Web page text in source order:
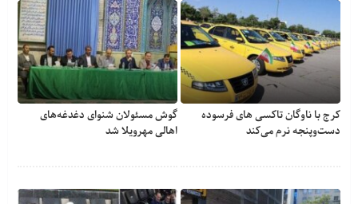
کرج با ناوگان تاکسی های فرسوده
دست‌وپنجه نرم می‌کند
گوش مسئولان شنوای دغدغه‎‌های
اهالی مهرویلا شد